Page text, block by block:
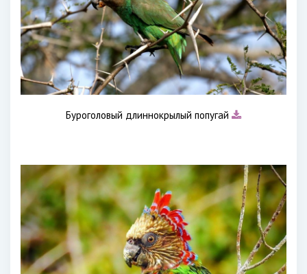
Буроголовый длиннокрылый попугай